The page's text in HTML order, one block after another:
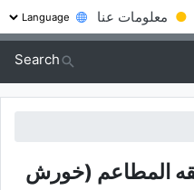
● معلومات عنا
Search
المطاعم (خورش